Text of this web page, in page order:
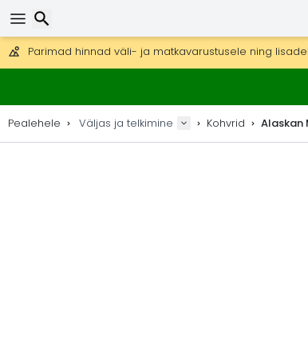
Tasuta kohaletoimetamine tellimustele üle 99 €.
30 päeva tagastamiseks, 90 päeva puidust kaartide
Pealehele Väljas ja telkimine Kohvrid Alaskan